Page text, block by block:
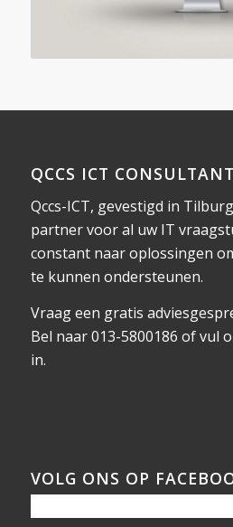
QCCS ICT
Qccs-ICT, gevestigd in
partner voor al uw IT
constant naar oplossingen
te kunnen ondersteunen.
Vraag een gratis
Bel naar 013-5800186 of vul
in.
VOLG ONS OP